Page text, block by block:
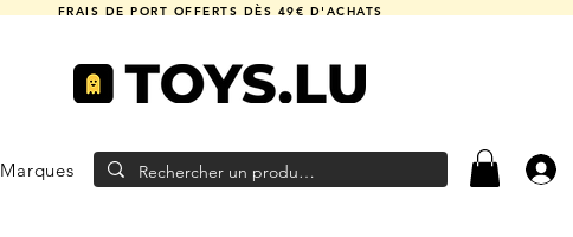
FRAIS DE PORT OFFERTS DÈS 49€ D'ACHATS
Marques